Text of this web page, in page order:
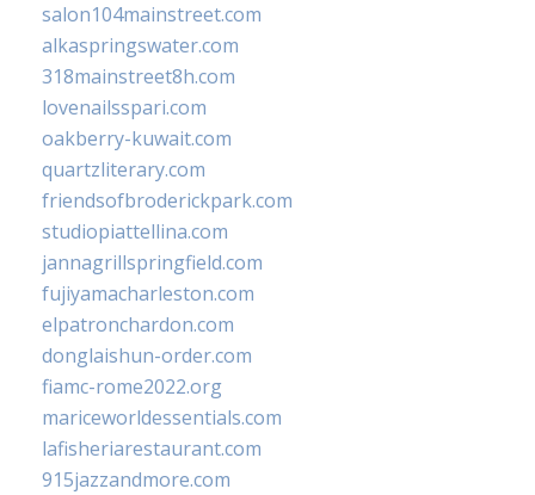
salon104mainstreet.com
alkaspringswater.com
318mainstreet8h.com
lovenailsspari.com
oakberry-kuwait.com
quartzliterary.com
friendsofbroderickpark.com
studiopiattellina.com
jannagrillspringfield.com
fujiyamacharleston.com
elpatronchardon.com
donglaishun-order.com
fiamc-rome2022.org
mariceworldessentials.com
lafisheriarestaurant.com
915jazzandmore.com